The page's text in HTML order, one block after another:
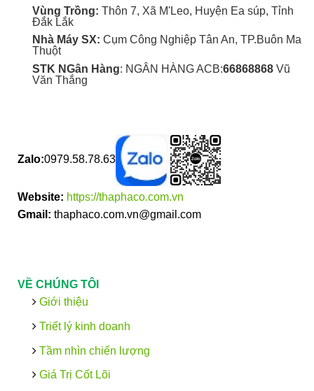
Vùng Trồng: Thôn 7, Xã M'Leo, Huyện Ea súp, Tỉnh
Đắk Lắk
Nhà Máy SX: Cụm Công Nghiệp Tân An, TP.Buôn Ma
Thuột
STK NGân Hàng: NGÂN HÀNG ACB:66868868Vũ
Văn Thắng
Zalo:0979.58.78.63
Website: https://thaphaco.com.vn
Gmail: thaphaco.com.vn@gmail.com
VỀ CHÚNG TÔI
Giới thiệu
Triết lý kinh doanh
Tầm nhìn chiến lượng
Giá Trị Cốt Lõi